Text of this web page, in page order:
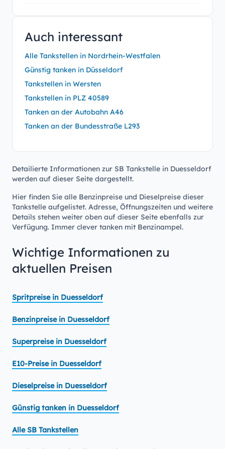
Auch interessant
Alle Tankstellen in Nordrhein-Westfalen
Günstig tanken in Düsseldorf
Tankstellen in Wersten
Tankstellen in PLZ 40589
Tanken an der Autobahn A46
Tanken an der Bundesstraße L293
Detailierte Informationen zur SB Tankstelle in Duesseldorf
werden auf dieser Seite dargestellt.
Hier finden Sie alle Benzinpreise und Dieselpreise dieser
Tankstelle aufgelistet. Adresse, Öffnungszeiten und weitere
Details stehen weiter oben auf dieser Seite ebenfalls zur
Verfügung. Immer clever tanken mit Benzinampel.
Wichtige Informationen zu
aktuellen Preisen
Spritpreise in Duesseldorf
Benzinpreise in Duesseldorf
Superpreise in Duesseldorf
E10-Preise in Duesseldorf
Dieselpreise in Duesseldorf
Günstig tanken in Duesseldorf
Alle SB Tankstellen